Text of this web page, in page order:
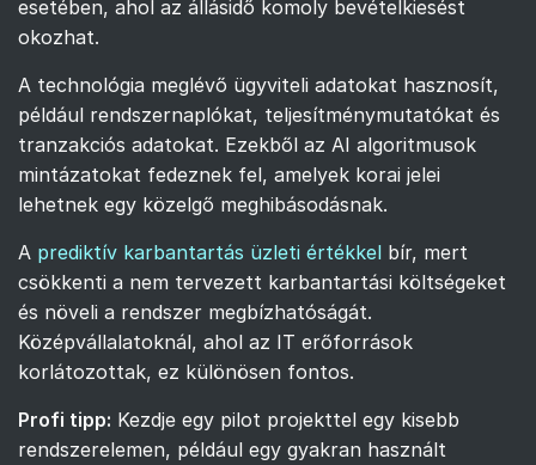
esetében, ahol az állásidő komoly bevételkiesést
okozhat.
A technológia meglévő ügyviteli adatokat hasznosít,
például rendszernaplókat, teljesítménymutatókat és
tranzakciós adatokat. Ezekből az AI algoritmusok
mintázatokat fedeznek fel, amelyek korai jelei
lehetnek egy közelgő meghibásodásnak.
A prediktív karbantartás üzleti értékkel bír, mert
csökkenti a nem tervezett karbantartási költségeket
és növeli a rendszer megbízhatóságát.
Középvállalatoknál, ahol az IT erőforrások
korlátozottak, ez különösen fontos.
Profi tipp: Kezdje egy pilot projekttel egy kisebb
rendszerelemen, például egy gyakran használt